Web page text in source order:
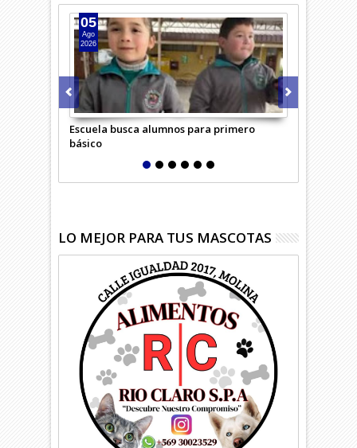
Escuela busca alumnos para primero
básico
05
Ago
2026
LO MEJOR PARA TUS MASCOTAS